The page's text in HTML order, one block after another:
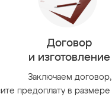
Договор
и изготовление
Заключаем договор,
предоплату в размере